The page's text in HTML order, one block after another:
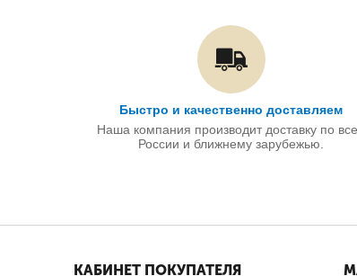
Быстро и качественно доставляем
Наша компания производит доставку по
России и ближнему зарубежью.
КАБИНЕТ ПОКУПАТЕЛЯ